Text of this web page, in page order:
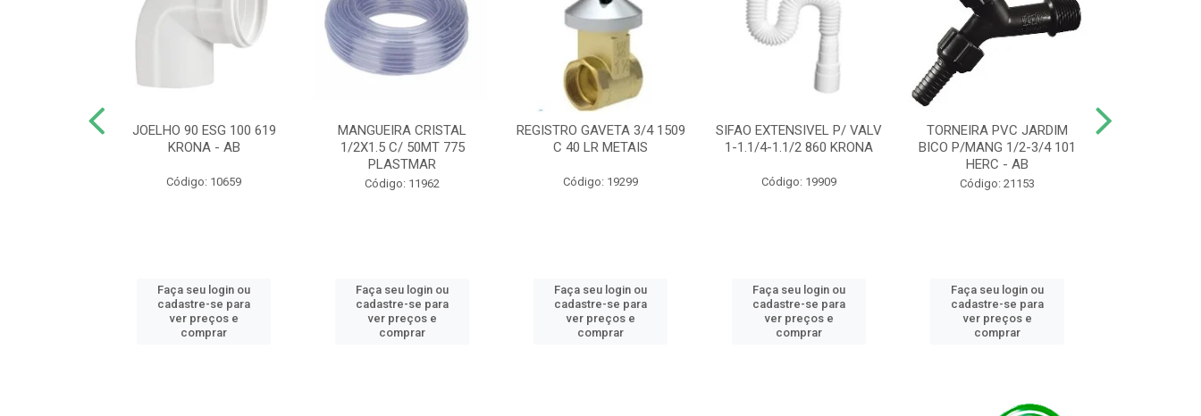
JOELHO 90 ESG 100 619
KRONA - AB
Código: 10659
Faça seu login ou
cadastre-se para
ver preços e
comprar
MANGUEIRA CRISTAL
1/2X1.5 C/ 50MT 775
PLASTMAR
Código: 11962
Faça seu login ou
cadastre-se para
ver preços e
comprar
REGISTRO GAVETA 3/4 1509
C 40 LR METAIS
Código: 19299
Faça seu login ou
cadastre-se para
ver preços e
comprar
SIFAO EXTENSIVEL P/ VALV
1-1.1/4-1.1/2 860 KRONA
Código: 19909
Faça seu login ou
cadastre-se para
ver preços e
comprar
TORNEIRA PVC JARDIM
BICO P/MANG 1/2-3/4 101
HERC - AB
Código: 21153
Faça seu login ou
cadastre-se para
ver preços e
comprar